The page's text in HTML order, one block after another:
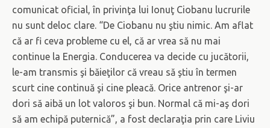
comunicat oficial, în privinţa lui Ionuţ Ciobanu lucrurile
nu sunt deloc clare. “De Ciobanu nu ştiu nimic. Am aflat
că ar fi ceva probleme cu el, că ar vrea să nu mai
continue la Energia. Conducerea va decide cu jucătorii,
le-am transmis şi băieţilor că vreau să ştiu în termen
scurt cine continuă şi cine pleacă. Orice antrenor şi-ar
dori să aibă un lot valoros şi bun. Normal că mi-aş dori
să am echipă puternică”, a fost declaraţia prin care Liviu